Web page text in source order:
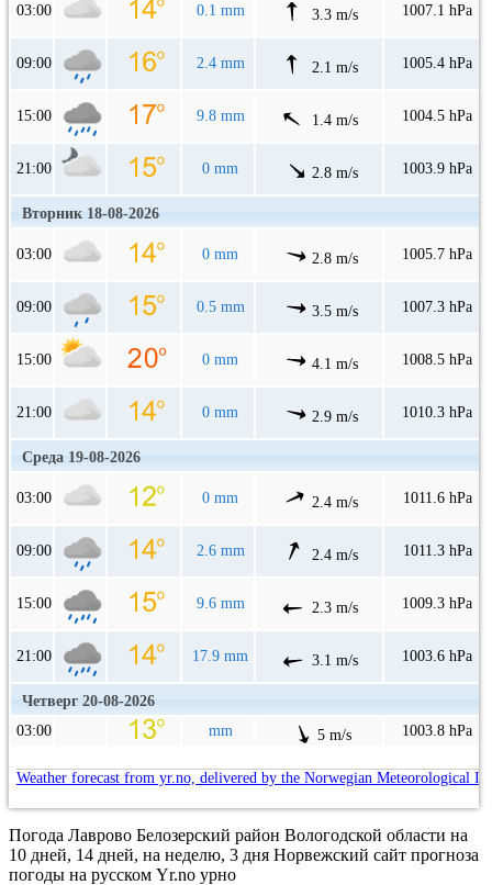
03:00 0.1 mm 3.3 m/s 1007.1 hPa
09:00 2.4 mm 2.1 m/s 1005.4 hPa
15:00 9.8 mm 1.4 m/s 1004.5 hPa
21:00 0 mm 2.8 m/s 1003.9 hPa
Вторник 18-08-2026
03:00 0 mm 2.8 m/s 1005.7 hPa
09:00 0.5 mm 3.5 m/s 1007.3 hPa
15:00 0 mm 4.1 m/s 1008.5 hPa
21:00 0 mm 2.9 m/s 1010.3 hPa
Среда 19-08-2026
03:00 0 mm 2.4 m/s 1011.6 hPa
09:00 2.6 mm 2.4 m/s 1011.3 hPa
15:00 9.6 mm 2.3 m/s 1009.3 hPa
21:00 17.9 mm 3.1 m/s 1003.6 hPa
Четверг 20-08-2026
03:00
mm 5 m/s 1003.8 hPa
Weather forecast from yr.no, delivered by the Norwegian Meteorological
Погода Лаврово Белозерский район Вологодской области на
10 дней, 14 дней, на неделю, 3 дня Норвежский сайт прогноза
погоды на русском Yr.no урно